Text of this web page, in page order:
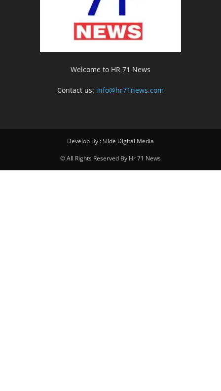
Welcome to HR 71 News
Contact us: info@hr71news.com
Develop By : Slide Digital Media
© All Rights Reserved By Hr 71 News